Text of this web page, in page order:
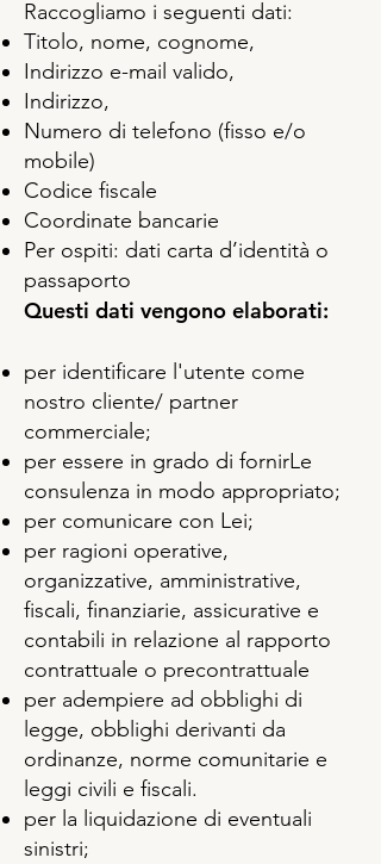
Raccogliamo i seguenti dati:
Titolo, nome, cognome,
Indirizzo e-mail valido,
Indirizzo,
Numero di telefono (fisso e/o
mobile)
Codice fiscale
Coordinate bancarie
Per ospiti: dati carta d’identità o
passaporto
Questi dati vengono elaborati:
per identificare l'utente come
nostro cliente/ partner
commerciale;
per essere in grado di fornirLe
consulenza in modo appropriato;
per comunicare con Lei;
per ragioni operative,
organizzative, amministrative,
fiscali, finanziarie, assicurative e
contabili in relazione al rapporto
contrattuale o precontrattuale
per adempiere ad obblighi di
legge, obblighi derivanti da
ordinanze, norme comunitarie e
leggi civili e fiscali.
per la liquidazione di eventuali
sinistri;